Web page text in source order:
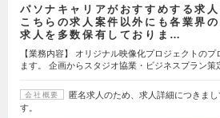
パソナキャリアがおすすめする求人
こちらの求人案件以外にも各業界の
求人を多数保有しておりま…
【業務内容】 オリジナル映像化プロジェクトの
ます。 企画からスタジオ協業・ビジネスプラン
会社概要
匿名求人のため、求人詳細につきま
す。